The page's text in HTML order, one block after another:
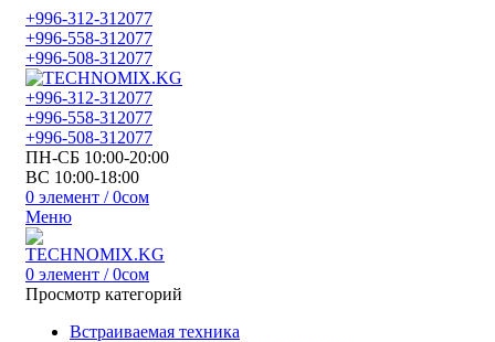
+996-312-312077
+996-558-312077
+996-508-312077
+996-312-312077
+996-558-312077
+996-508-312077
ПН-СБ 10:00-20:00
ВС 10:00-18:00
0 элемент / 0сом
Меню
0 элемент / 0сом
Просмотр категорий
Встраиваемая техника